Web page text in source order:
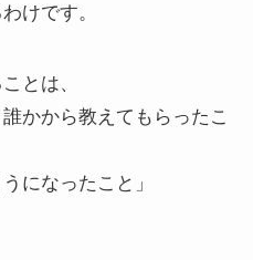
けです。
とは、
かから教えてもらったこ
になったこと」